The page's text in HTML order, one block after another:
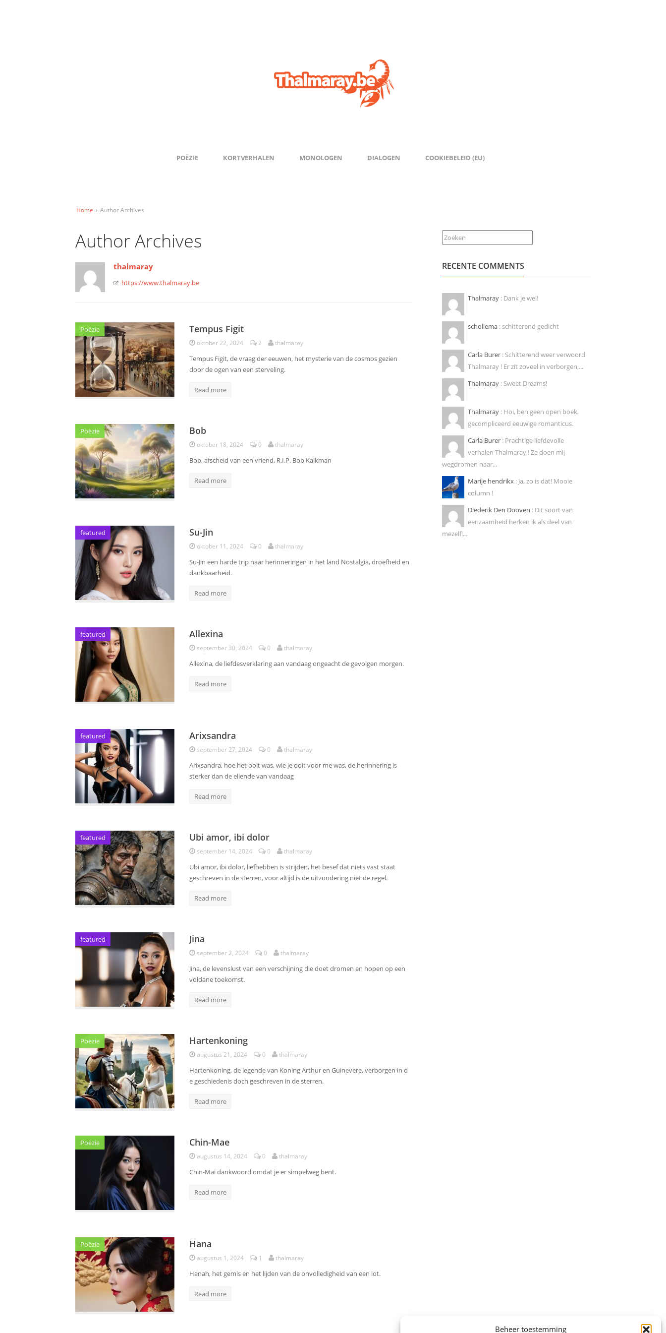
Beheer toestemming
POËZIE KORTVERHALEN MONOLOGEN DIALOGEN COOKIEBELEID (EU)
Home › Author Archives
Author Archives
thalmaray
https://www.thalmaray.be
Poëzie Tempus Figit
oktober 22, 2024 2 thalmaray
Tempus Figit, de vraag der eeuwen, het mysterie van de cosmos gezien
door de ogen van een sterveling.
Read more
Poëzie Bob
oktober 18, 2024 0 thalmaray
Bob, afscheid van een vriend, R.I.P. Bob Kalkman
Read more
featured Su-Jin
oktober 11, 2024 0 thalmaray
Su-Jin een harde trip naar herinneringen in het land Nostalgia, droefheid en
dankbaarheid.
Read more
featured Allexina
september 30, 2024 0 thalmaray
Allexina, de liefdesverklaring aan vandaag ongeacht de gevolgen morgen.
Read more
featured Arixsandra
september 27, 2024 0 thalmaray
Arixsandra, hoe het ooit was, wie je ooit voor me was, de herinnering is
sterker dan de ellende van vandaag
Read more
featured Ubi amor, ibi dolor
september 14, 2024 0 thalmaray
Ubi amor, ibi dolor, liefhebben is strijden, het besef dat niets vast staat
geschreven in de sterren, voor altijd is de uitzondering niet de regel.
Read more
featured Jina
september 2, 2024 0 thalmaray
Jina, de levenslust van een verschijning die doet dromen en hopen op een
voldane toekomst.
Read more
Poëzie Hartenkoning
augustus 21, 2024 0 thalmaray
Hartenkoning, de legende van Koning Arthur en Guinevere, verborgen in d
e geschiedenis doch geschreven in de sterren.
Read more
Poëzie Chin-Mae
augustus 14, 2024 0 thalmaray
Chin-Mai dankwoord omdat je er simpelweg bent.
Read more
Poëzie Hana
augustus 1, 2024 1 thalmaray
Hanah, het gemis en het lijden van de onvolledigheid van een lot.
Read more
Zoeken
RECENTE COMMENTS
Thalmaray : Dank je wel!
schollema : schitterend gedicht
Carla Burer : Schitterend weer verwoord
Thalmaray ! Er zit zoveel in verborgen,...
Thalmaray : Sweet Dreams!
Thalmaray : Hoi, ben geen open boek,
gecompliceerd eeuwige romanticus.
Carla Burer : Prachtige liefdevolle
verhalen Thalmaray ! Ze doen mij
wegdromen naar...
Marije hendrikx : Ja, zo is dat! Mooie
column !
Diederik Den Dooven : Dit soort van
eenzaamheid herken ik als deel van
mezelf!...